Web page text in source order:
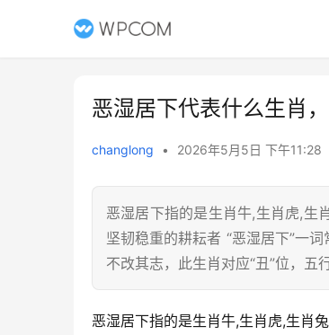
恶湿居下代表什么生肖
changlong • 2026年5月5日 下午11:28
恶湿居下指的是生肖牛,生肖虎,生
坚韧稳重的耕耘者 “恶湿居下”一
不改其志，此生肖对应“丑”位，五
恶湿居下指的是生肖牛,生肖虎,生肖兔